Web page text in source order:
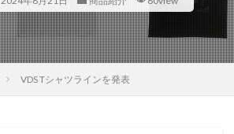
VDS Tシャツラインを発表